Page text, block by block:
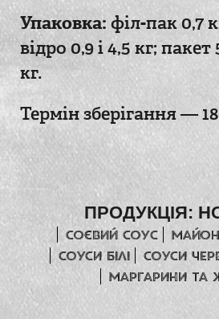
Упаковка:філ-пак 0,7
відро 0,9 і 4,5 кг;пакет
кг.
Термін зберігання —
ПРОДУКЦІЯ:
Соєвий соус
СОУСИ БІЛІ
СОУСИ
МАРГАРИНИ ТА